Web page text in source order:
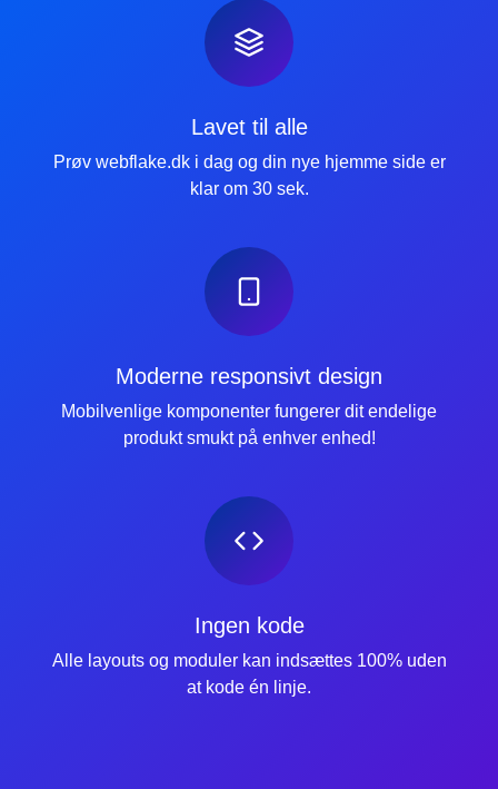
Lavet til alle
Prøv webflake.dk i dag og din nye hjemme side er
klar om 30 sek.
Moderne responsivt design
Mobilvenlige komponenter fungerer dit endelige
produkt smukt på enhver enhed!
Ingen kode
Alle layouts og moduler kan indsættes 100% uden
at kode én linje.